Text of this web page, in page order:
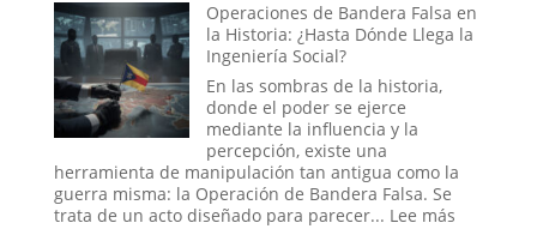
del
Relato
Bíblico
Secretas
y
Sin
Resolver
de
la
Antigua
Ruta
de
Operaciones de Bandera Falsa en
la Historia: ¿Hasta Dónde Llega la
Ingeniería Social?
En las sombras de la historia,
donde el poder se ejerce
mediante la influencia y la
percepción, existe una
herramienta de manipulación tan antigua como la
guerra misma: la Operación de Bandera Falsa. Se
trata de un acto diseñado para parecer... Lee más: